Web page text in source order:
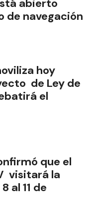
abierto
de navegación
hoy
de Ley de
el
que el
visitará la
al 11 de